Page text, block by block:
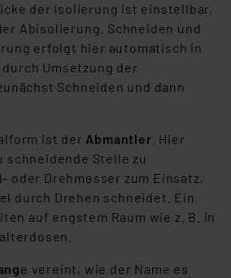
der Isolierung ist einstellbar,
Abisolierung. Schneiden und
erfolgt hier automatisch in
Umsetzung der
Schneiden und dann
ist der Abmantler . Hier
schneidende Stelle zu
oder Drehmesser zum Einsatz,
durch Drehen schneidet. Ein
auf engstem Raum wie z. B. in
e vereint, wie der Name es